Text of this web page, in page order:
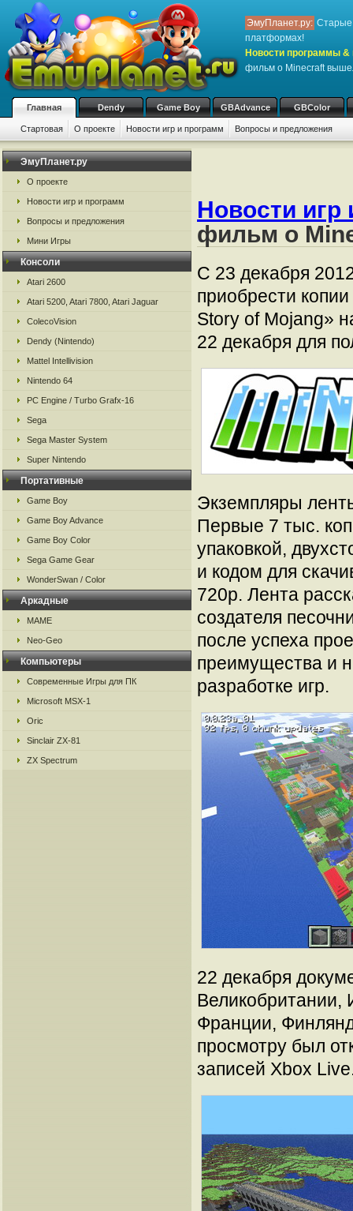
ЭмуПланет.ру: Старые
платформах!
Новости программы &
фильм о Minecraft
Главная Dendy Game Boy GBAdvance GBColor
Стартовая О проекте Новости игр и программ Вопросы и предложения
ЭмуПланет.ру
О проекте
Новости игр и программ
Вопросы и предложения
Мини Игры
Консоли
Atari 2600
Atari 5200, Atari 7800, Atari Jaguar
ColecoVision
Dendy (Nintendo)
Mattel Intellivision
Nintendo 64
PC Engine / Turbo Grafx-16
Sega
Sega Master System
Super Nintendo
Портативные
Game Boy
Game Boy Advance
Game Boy Color
Sega Game Gear
WonderSwan / Color
Аркадные
MAME
Neo-Geo
Компьютеры
Современные Игры для ПК
Microsoft MSX-1
Oric
Sinclair ZX-81
ZX Spectrum
Новости игр
фильм о
C 23 декабря
приобрести
Story of Mojang»
22 декабря для
Экземпляры
Первые 7 тыс.
упаковкой,
и кодом для
720р. Лента
создателя
после успеха
преимущества и
разработке игр.
22 декабря
Великобритании,
Франции,
просмотру был
записей Xbox